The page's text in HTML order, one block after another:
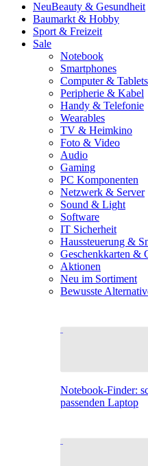
NeuBeauty & Gesundheit
Baumarkt & Hobby
Sport & Freizeit
Sale
Notebook
Smartphones
Computer & Tablets
Peripherie & Kabel
Handy & Telefonie
Wearables
TV & Heimkino
Foto & Video
Audio
Gaming
PC Komponenten
Netzwerk & Server
Sound & Light
Software
IT Sicherheit
Haussteuerung &
Geschenkkarten &
Aktionen
Neu im Sortiment
Bewusste
Notebook-Finder:
passenden Laptop